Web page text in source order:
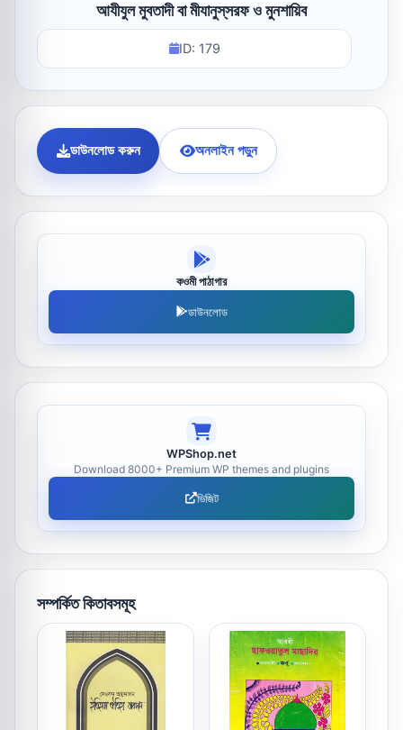
আযীযুল মুবতাদী বা মীযানুস্‌সরফ ও মুনশায়িব
ID: 179
ডাউনলোড করুন অনলাইন পড়ুন
কওমী পাঠাগার
ডাউনলোড
WPShop.net
Download 8000+ Premium WP themes and plugins
ভিজিট
সম্পর্কিত কিতাবসমূহ